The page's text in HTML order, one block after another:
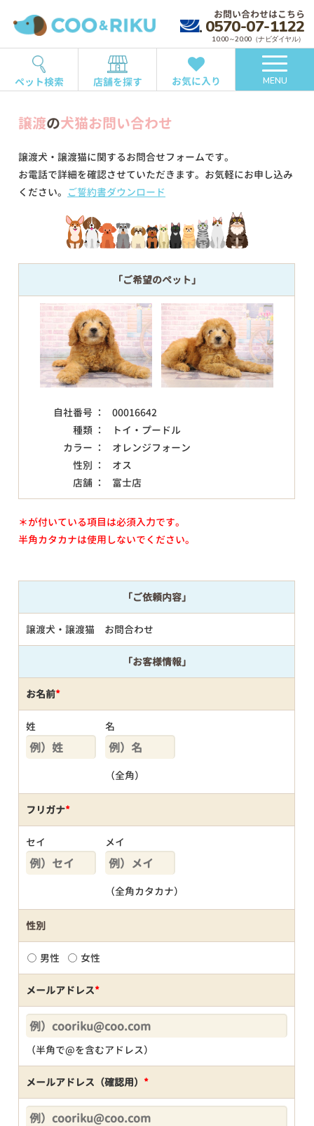
お問い合わせはこちら
0570-07-1122
10:00～20:00（ナビダイヤル）
ペット検索 店舗を探す お気に入り MENU
譲渡の犬猫お問い合わせ
譲渡犬・譲渡猫に関するお問合せフォームです。
お電話で詳細を確認させていただきます。お気軽にお申し込み
ください。 ご誓約書ダウンロード
「ご希望のペット」
自社番号 ：
00016642
種類 ：
トイ・プードル
カラー ：
オレンジフォーン
性別 ：
オス
店舗 ：
富士店
＊が付いている項目は必須入力です。
半角カタカナは使用しないでください。
「ご依頼内容」
譲渡犬・譲渡猫 お問合わせ
「お客様情報」
お名前*
姓 名
（全角）
フリガナ*
セイ メイ
（全角カタカナ）
性別
男性 女性
メールアドレス*
（半角で@を含むアドレス）
メールアドレス（確認用） *